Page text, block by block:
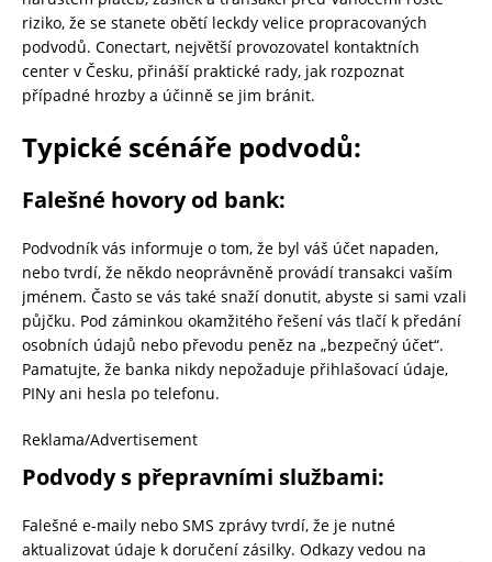
riziko, že se stanete obětí leckdy velice propracovaných
podvodů. Conectart, největší provozovatel kontaktních
center v Česku, přináší praktické rady, jak rozpoznat
případné hrozby a účinně se jim bránit.
Typické scénáře podvodů:
Falešné hovory od bank:
Podvodník vás informuje o tom, že byl váš účet napaden,
nebo tvrdí, že někdo neoprávněně provádí transakci vaším
jménem. Často se vás také snaží donutit, abyste si sami vzali
půjčku. Pod záminkou okamžitého řešení vás tlačí k předání
osobních údajů nebo převodu peněz na „bezpečný účet“.
Pamatujte, že banka nikdy nepožaduje přihlašovací údaje,
PINy ani hesla po telefonu.
Reklama/Advertisement
Podvody s přepravními službami:
Falešné e-maily nebo SMS zprávy tvrdí, že je nutné
aktualizovat údaje k doručení zásilky. Odkazy vedou na